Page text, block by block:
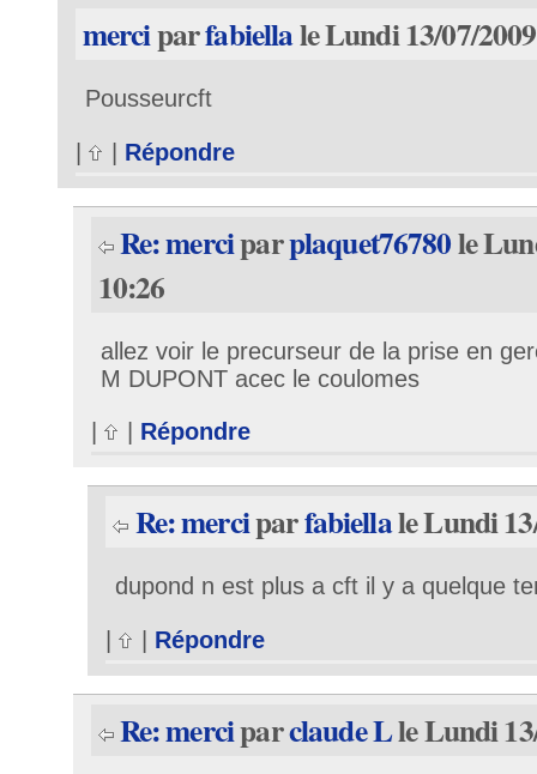
merciparfabiellale Lundi 13/07/
Pousseurcft
Répondre
Re: merciparplaquet76780le
10:26
allez voir le precurseur de la prise en
M DUPONT acec le coulomes
Répondre
Re: merciparfabiellale Lundi
dupond n est plus a cft il y a quelque
| Répondre
Re: merciparclaude Lle Lundi